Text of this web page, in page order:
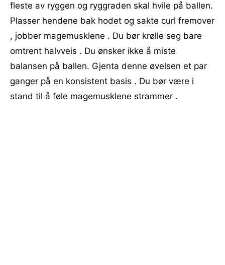
fleste av ryggen og ryggraden skal hvile på ballen.
Plasser hendene bak hodet og sakte curl fremover
, jobber magemusklene . Du bør krølle seg bare
omtrent halvveis . Du ønsker ikke å miste
balansen på ballen. Gjenta denne øvelsen et par
ganger på en konsistent basis . Du bør være i
stand til å føle magemusklene strammer .